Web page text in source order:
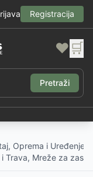
Registracija
❤️ 🛒
Pretraži
Oprema i Uređenje
Trava, Mreže za